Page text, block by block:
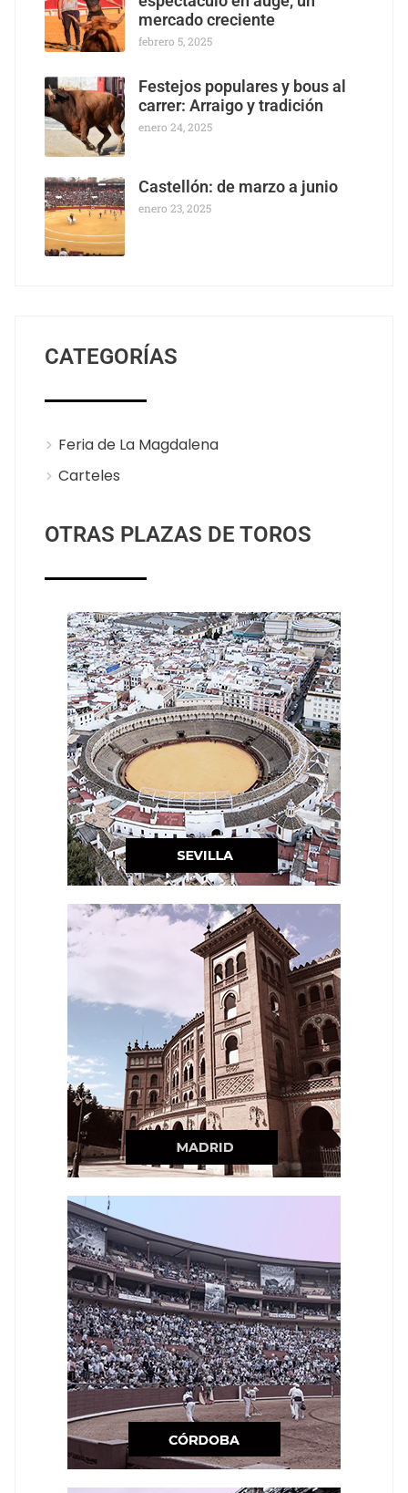
mercado creciente
febrero 5, 2025
Festejos populares y bous al
carrer: Arraigo y tradición
enero 24, 2025
Castellón: de marzo a junio
enero 23, 2025
CATEGORÍAS
Feria de La Magdalena
Carteles
OTRAS PLAZAS DE TOROS